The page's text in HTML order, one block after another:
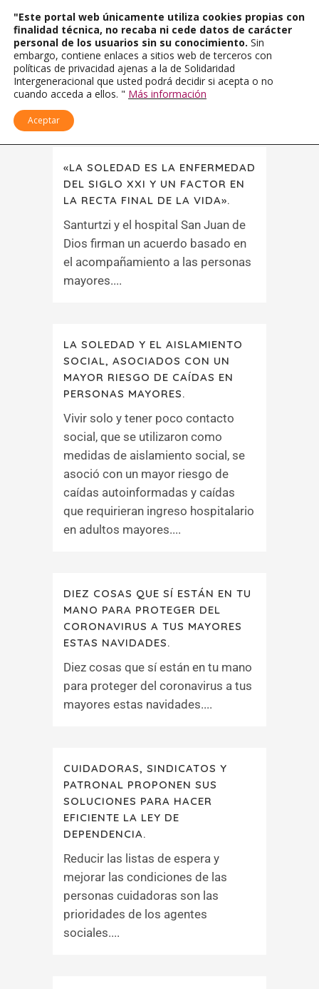
«LA SOLEDAD ES LA ENFERMEDAD
DEL SIGLO XXI Y UN FACTOR EN
LA RECTA FINAL DE LA VIDA».
Santurtzi y el hospital San Juan de
Dios firman un acuerdo basado en
el acompañamiento a las personas
mayores....
LA SOLEDAD Y EL AISLAMIENTO
SOCIAL, ASOCIADOS CON UN
MAYOR RIESGO DE CAÍDAS EN
PERSONAS MAYORES.
Vivir solo y tener poco contacto
social, que se utilizaron como
medidas de aislamiento social, se
asoció con un mayor riesgo de
caídas autoinformadas y caídas
que requirieran ingreso hospitalario
en adultos mayores....
DIEZ COSAS QUE SÍ ESTÁN EN TU
MANO PARA PROTEGER DEL
CORONAVIRUS A TUS MAYORES
ESTAS NAVIDADES.
Diez cosas que sí están en tu mano
para proteger del coronavirus a tus
mayores estas navidades....
CUIDADORAS, SINDICATOS Y
PATRONAL PROPONEN SUS
SOLUCIONES PARA HACER
EFICIENTE LA LEY DE
DEPENDENCIA.
Reducir las listas de espera y
mejorar las condiciones de las
personas cuidadoras son las
prioridades de los agentes
sociales....
"Este portal web únicamente utiliza cookies propias con
finalidad técnica, no recaba ni cede datos de carácter
personal de los usuarios sin su conocimiento. Sin
embargo, contiene enlaces a sitios web de terceros con
políticas de privacidad ajenas a la de Solidaridad
Intergeneracional que usted podrá decidir si acepta o no
cuando acceda a ellos. " Más información
Aceptar